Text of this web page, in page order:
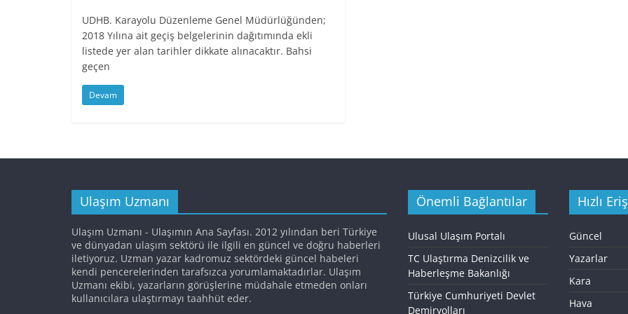
UDHB. Karayolu Düzenleme Genel Müdürlüğünden;
2018 Yılına ait geçiş belgelerinin dağıtımında ekli
listede yer alan tarihler dikkate alınacaktır. Bahsi
geçen
Devam
Ulaşım Uzmanı
Ulaşım Uzmanı - Ulaşımın Ana Sayfası. 2012 yılından beri Türkiye
ve dünyadan ulaşım sektörü ile ilgili en güncel ve doğru haberleri
iletiyoruz. Uzman yazar kadromuz sektördeki güncel habeleri
kendi pencerelerinden tarafsızca yorumlamaktadırlar. Ulaşım
Uzmanı ekibi, yazarların görüşlerine müdahale etmeden onları
kullanıcılara ulaştırmayı taahhüt eder.
Önemli Bağlantılar
Ulusal Ulaşım Portalı
TC Ulaştırma Denizcilik ve
Haberleşme Bakanlığı
Türkiye Cumhuriyeti Devlet
Demiryolları
Hızlı
Güncel
Yazarlar
Kara
Hava